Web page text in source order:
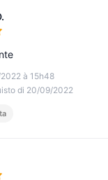
à 15h48
di 20/09/2022